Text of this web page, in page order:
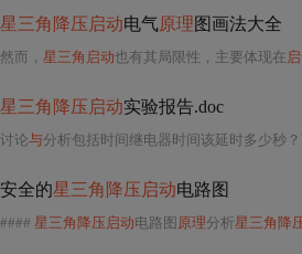
星三角降压启动电气原理图画法大全
然而， 星三角启动也有其局限性，主要体现在
星三角降压启动实验报告.doc
讨论与分析包括时间继电器时间该延时多少秒
安全的星三角降压启动电路图
#### 星三角降压启动电路图 原理分析星三角降